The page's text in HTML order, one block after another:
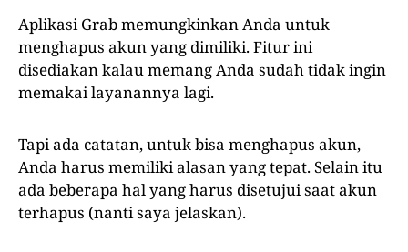
Aplikasi Grab memungkinkan Anda untuk
menghapus akun yang dimiliki. Fitur ini
disediakan kalau memang Anda sudah tidak ingin
memakai layanannya lagi.
Tapi ada catatan, untuk bisa menghapus akun,
Anda harus memiliki alasan yang tepat. Selain itu
ada beberapa hal yang harus disetujui saat akun
terhapus (nanti saya jelaskan).